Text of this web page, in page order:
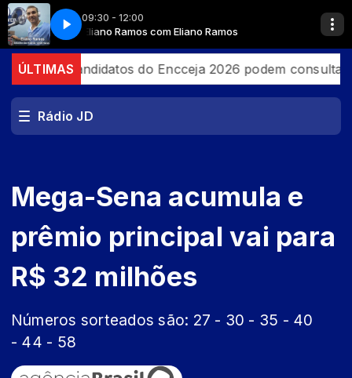
09:30 - 12:00
Eliano Ramos com Eliano Ramos
ÚLTIMAS
Candidatos do Encceja 2026 podem consultar o
Rádio JD
Mega-Sena acumula e
prêmio principal vai para
R$ 32 milhões
Números sorteados são: 27 - 30 - 35 - 40
- 44 - 58